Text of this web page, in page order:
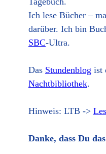
Ich lese Bücher –
darüber. Ich bin
SBC-Ultra.
Das Stundenblog ist
Nachtbibliothek.
Hinweis: LTB ->
Danke, dass Du